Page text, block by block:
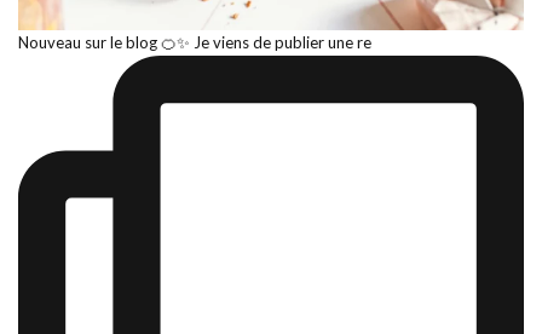
Nouveau sur le blog 🍊✨ Je viens de publier une re